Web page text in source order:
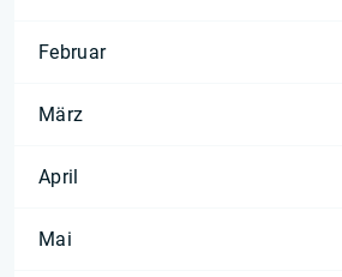
Februar
März
April
Mai